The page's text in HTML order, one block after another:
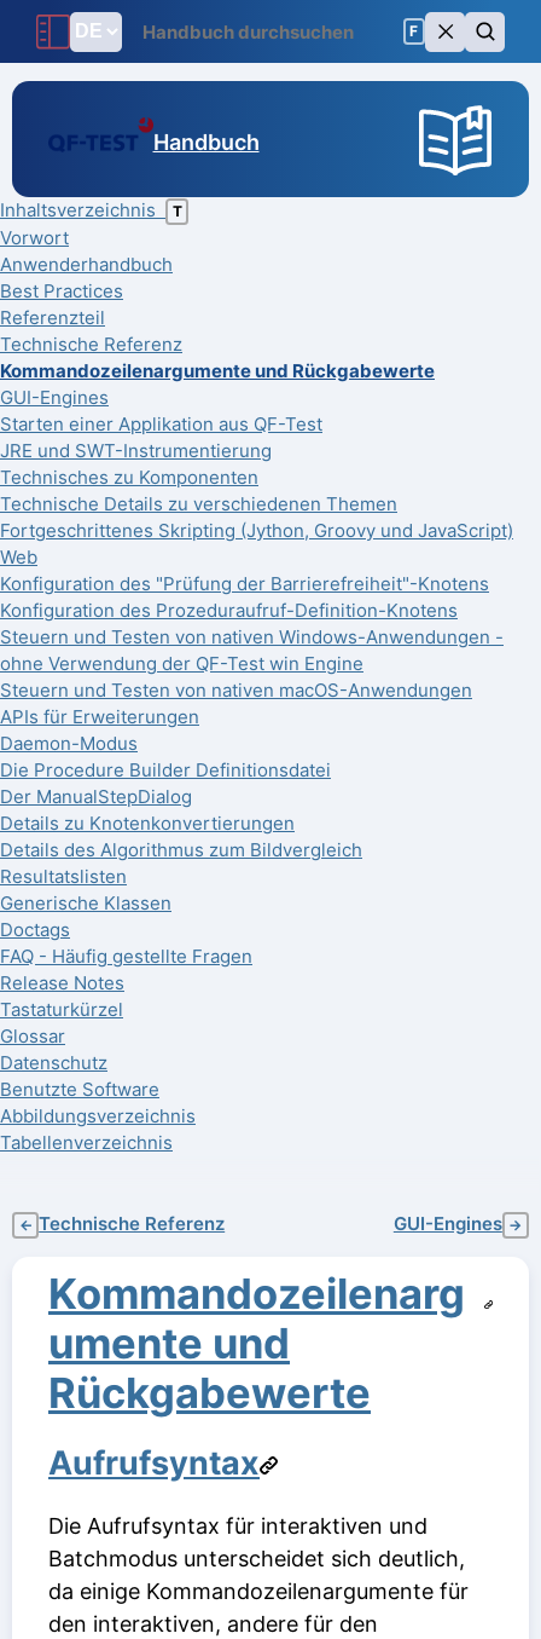
F
Handbuch
Inhaltsverzeichnis T
Vorwort
Anwenderhandbuch
Best Practices
Referenzteil
Technische Referenz
Kommandozeilenargumente und Rückgabewerte
GUI-Engines
Starten einer Applikation aus QF-Test
JRE und SWT-Instrumentierung
Technisches zu Komponenten
Technische Details zu verschiedenen Themen
Fortgeschrittenes Skripting (Jython, Groovy und JavaScript)
Web
Konfiguration des "Prüfung der Barrierefreiheit"-Knotens
Konfiguration des Prozeduraufruf-Definition-Knotens
Steuern und Testen von nativen Windows-Anwendungen -
ohne Verwendung der QF-Test win Engine
Steuern und Testen von nativen macOS-Anwendungen
APIs für Erweiterungen
Daemon-Modus
Die Procedure Builder Definitionsdatei
Der ManualStepDialog
Details zu Knotenkonvertierungen
Details des Algorithmus zum Bildvergleich
Resultatslisten
Generische Klassen
Doctags
FAQ - Häufig gestellte Fragen
Release Notes
Tastaturkürzel
Glossar
Datenschutz
Benutzte Software
Abbildungsverzeichnis
Tabellenverzeichnis
← Technische Referenz GUI-Engines →
Kommandozeilenarg
umente und
Rückgabewerte
Aufrufsyntax
Die Aufrufsyntax für interaktiven und
Batchmodus unterscheidet sich deutlich,
da einige Kommandozeilenargumente für
den interaktiven, andere für den